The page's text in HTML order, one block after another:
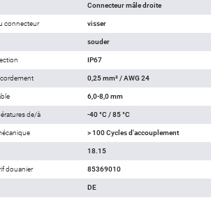
Connecteur mâle droite
connecteur visser
souder
IP67
0,25 mm² / AWG 24
6,0-8,0 mm
de/à -40 °C / 85 °C
> 100 Cycles d'accouplement
18.15
douanier 85369010
DE